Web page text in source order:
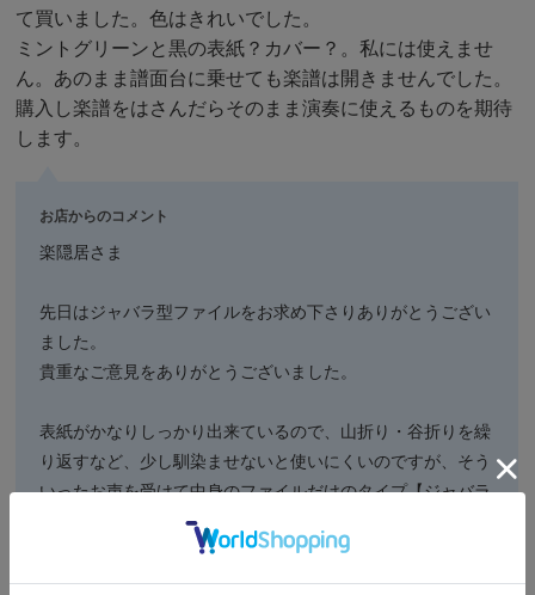
て買いました。色はきれいでした。
ミントグリーンと黒の表紙？カバー？。私には使えませ
ん。あのまま譜面台に乗せても楽譜は開きませんでした。
購入し楽譜をはさんだらそのまま演奏に使えるものを期待
します。
お店からのコメント
楽隠居さま
先日はジャバラ型ファイルをお求め下さりありがとうござい
ました。
貴重なご意見をありがとうございました。
表紙がかなりしっかり出来ているので、山折り・谷折りを繰
り返すなど、少し馴染ませないと使いにくいのですが、そう
いったお声を受けて中身のファイルだけのタイプ【ジャバラ
シート】もリリースされております。
こちらは表紙がなく、必要なページ数で切り取って使ってい